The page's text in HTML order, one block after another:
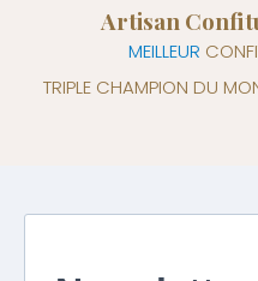
Artisan
MEILLEUR
TRIPLE CHAMPION DU